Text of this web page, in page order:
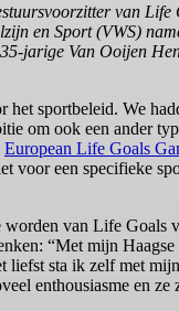
van
en Sport (VWS)
jarige Van Ooijen
sportbeleid. We
om ook een ander
European Life Goals
voor een specifieke
van Life Goals
“Met mijn
liefst sta ik zelf met
enthousiasme en